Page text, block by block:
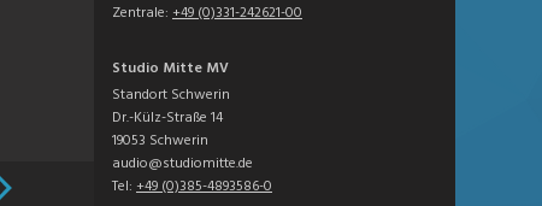
Zentrale: +49 (0)331-242621-00
Studio Mitte MV
Standort Schwerin
Dr.-Külz-Straße 14
19053 Schwerin
audio@studiomitte.de
Tel: +49 (0)385-4893586-0